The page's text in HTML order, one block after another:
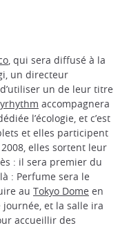
, qui sera diffusé à la
un directeur
un de leur titre
accompagnera
l’écologie, et c’est
et elles participent
elles sortent leur
: il sera premier du
: Perfume sera le
au Tokyo Dome en
journée, et la salle ira
accueillir des